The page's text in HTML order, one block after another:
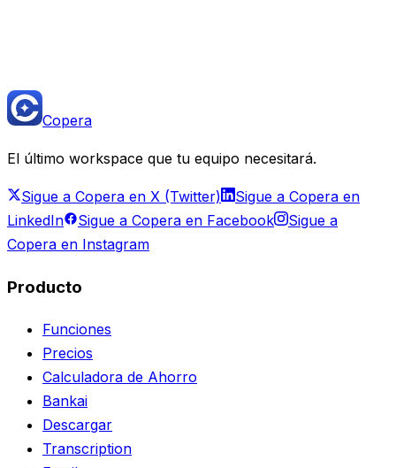
Copera
El último workspace que tu equipo necesitará.
Sigue a Copera en X (Twitter)
Sigue a Copera en
LinkedIn
Sigue a Copera en Facebook
Sigue a
Copera en Instagram
Producto
Funciones
Precios
Calculadora de Ahorro
Bankai
Descargar
Transcription